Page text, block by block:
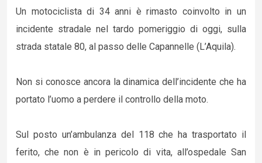
Un motociclista di 34 anni è rimasto coinvolto in un
incidente stradale nel tardo pomeriggio di oggi, sulla
strada statale 80, al passo delle Capannelle (L’Aquila).
Non si conosce ancora la dinamica dell’incidente che ha
portato l’uomo a perdere il controllo della moto.
Sul posto un’ambulanza del 118 che ha trasportato il
ferito, che non è in pericolo di vita, all’ospedale San